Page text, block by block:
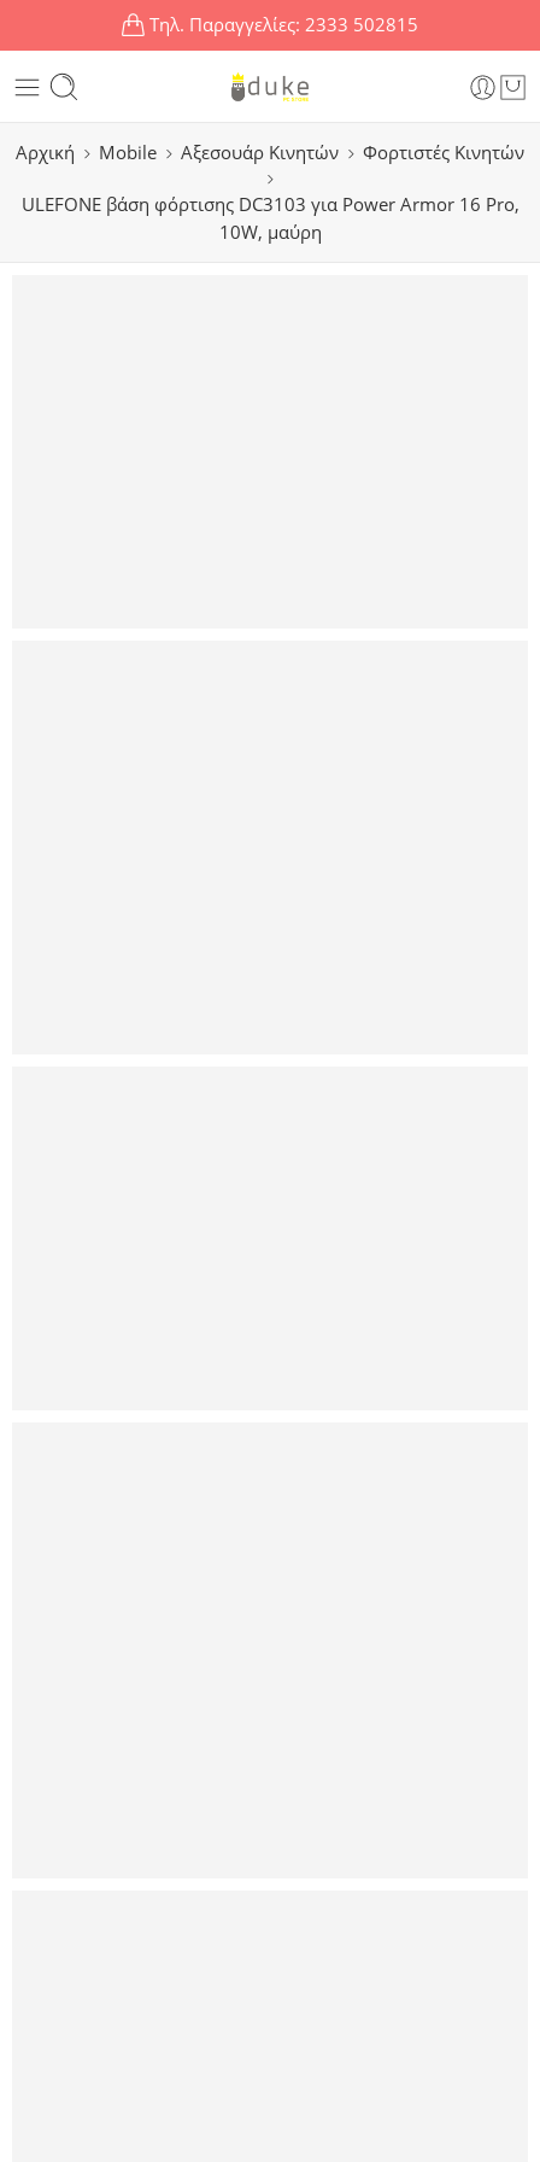
Τηλ. Παραγγελίες: 2333 502815
Αρχική Mobile Αξεσουάρ Κινητών Φορτιστές Κινητών
ULEFONE βάση φόρτισης DC3103 για Power Armor 16 Pro,
10W, μαύρη